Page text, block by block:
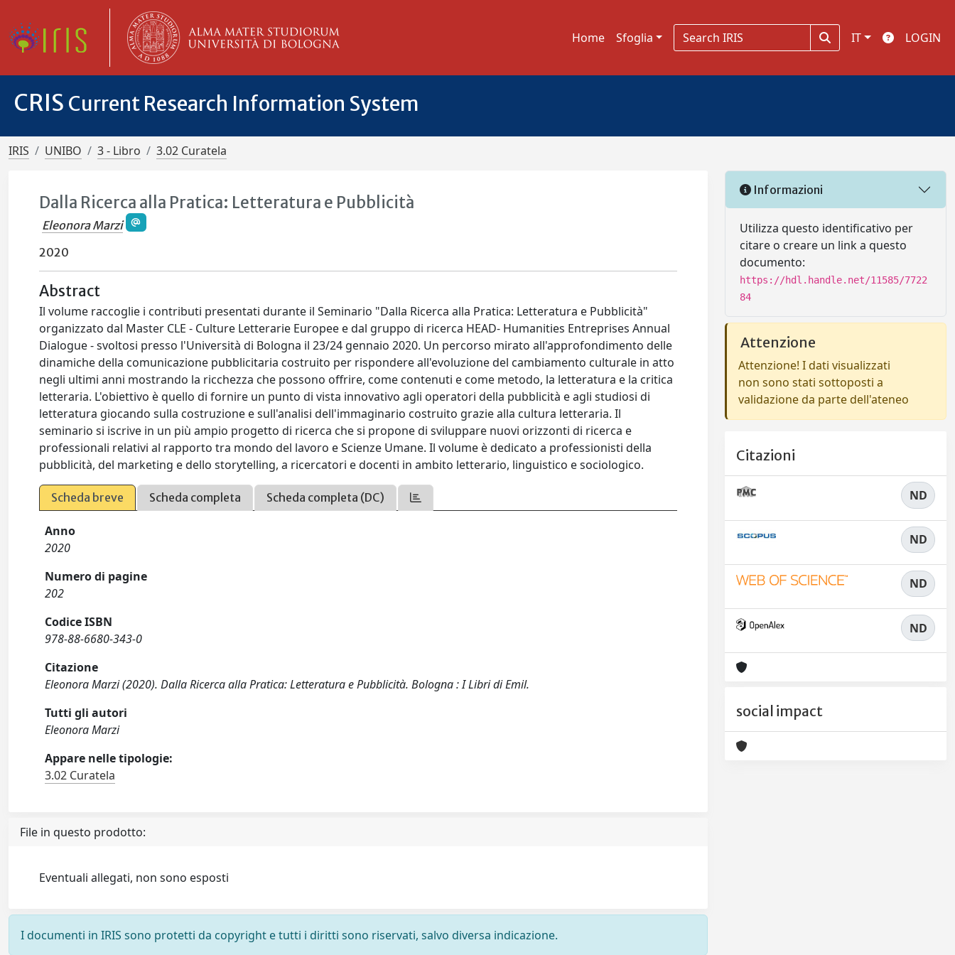
Home Sfoglia IT LOGIN
CRIS Current Research Information System
IRIS UNIBO 3 - Libro 3.02 Curatela
Dalla Ricerca alla Pratica: Letteratura e Pubblicità
Eleonora Marzi
2020
Abstract
Il volume raccoglie i contributi presentati durante il Seminario "Dalla Ricerca alla Pratica: Letteratura e Pubblicità"
organizzato dal Master CLE - Culture Letterarie Europee e dal gruppo di ricerca HEAD- Humanities Entreprises Annual
Dialogue - svoltosi presso l'Università di Bologna il 23/24 gennaio 2020. Un percorso mirato all'approfondimento delle
dinamiche della comunicazione pubblicitaria costruito per rispondere all'evoluzione del cambiamento culturale in atto
negli ultimi anni mostrando la ricchezza che possono offrire, come contenuti e come metodo, la letteratura e la critica
letteraria. L'obiettivo è quello di fornire un punto di vista innovativo agli operatori della pubblicità e agli studiosi di
letteratura giocando sulla costruzione e sull'analisi dell'immaginario costruito grazie alla cultura letteraria. Il
seminario si iscrive in un più ampio progetto di ricerca che si propone di sviluppare nuovi orizzonti di ricerca e
professionali relativi al rapporto tra mondo del lavoro e Scienze Umane. Il volume è dedicato a professionisti della
pubblicità, del marketing e dello storytelling, a ricercatori e docenti in ambito letterario, linguistico e sociologico.
Scheda breve Scheda completa Scheda completa (DC)
Anno
2020
Numero di pagine
202
Codice ISBN
978-88-6680-343-0
Citazione
Eleonora Marzi (2020). Dalla Ricerca alla Pratica: Letteratura e Pubblicità. Bologna : I Libri di Emil.
Tutti gli autori
Eleonora Marzi
Appare nelle tipologie:
3.02 Curatela
File in questo prodotto:
Eventuali allegati, non sono esposti
I documenti in IRIS sono protetti da copyright e tutti i diritti sono riservati, salvo diversa indicazione.
Informazioni
Utilizza questo identificativo per
citare o creare un link a questo
documento:
https://hdl.handle.net/11585/7722
84
Attenzione
Attenzione! I dati visualizzati
non sono stati sottoposti a
validazione da parte dell'ateneo
Citazioni
ND
ND
ND
ND
social impact